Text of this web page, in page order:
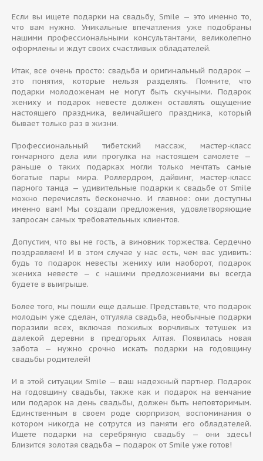
Если вы ищете подарки на свадьбу, Smile — это именно то,
что вам нужно. Уникальные впечатления уже подобраны
нашими профессиональными консультантами, великолепно
оформлены и ждут своих счастливых обладателей.
Итак, все очень просто: свадьба и оригинальный подарок —
это понятия, которые нельзя разделять. Помните, что
подарки молодоженам не могут быть скучными. Подарок
жениху и подарок невесте должен оставлять ощущение
настоящего праздника, величайшего праздника, который
бывает только раз в жизни.
Профессиональный тибетский массаж, мастер-класс
гончарного дела или прогулка на настоящем самолете —
раньше о таких подарках могли только мечтать самые
богатые пары мира. Роллердром, дайвинг, мастер-класс
парного танца — удивительные подарки к свадьбе от Smile
можно перечислять бесконечно. И главное: они доступны
именно вам! Мы создали предложения, удовлетворяющие
запросам самых требовательных клиентов.
Допустим, что вы не гость, а виновник торжества. Сердечно
поздравляем! И в этом случае у нас есть, чем вас удивить:
будь то подарок невесты жениху или наоборот, подарок
жениха невесте — с нашими предложениями вы всегда
будете в выигрыше.
Более того, мы пошли еще дальше. Представьте, что подарок
молодым уже сделан, отгуляла свадьба, необычные подарки
поразили всех, включая пожилых ворчливых тетушек из
далекой деревни в предгорьях Алтая. Появилась новая
забота — нужно срочно искать подарки на годовщину
свадьбы родителей!
И в этой ситуации Smile — ваш надежный партнер. Подарок
на годовщину свадьбы, также как и подарок на венчание
или подарок на день свадьбы, должен быть неповторимым.
Единственным в своем роде сюрпризом, воспоминания о
котором никогда не сотрутся из памяти его обладателей.
Ищете подарки на серебряную свадьбу — они здесь!
Близится золотая свадьба — подарок от Smile уже готов!